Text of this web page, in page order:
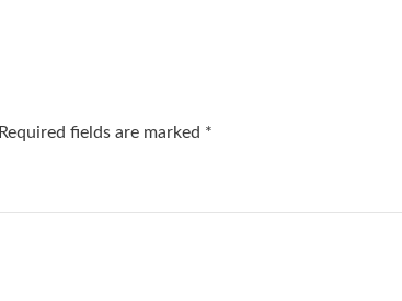
Required fields are marked *